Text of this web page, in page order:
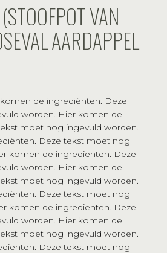
VAN
AARDAPPEL
de ingrediënten. Deze
worden. Hier komen de
moet nog ingevuld worden.
Deze tekst moet nog
komen de ingrediënten. Deze
worden. Hier komen de
moet nog ingevuld worden.
Deze tekst moet nog
komen de ingrediënten. Deze
worden. Hier komen de
moet nog ingevuld worden.
Deze tekst moet nog